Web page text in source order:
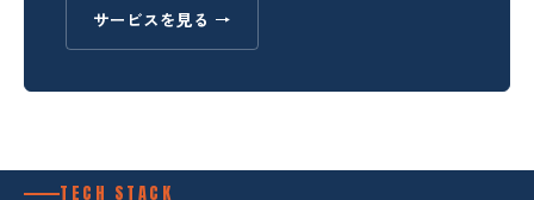
サービスを見る →
TECH STACK